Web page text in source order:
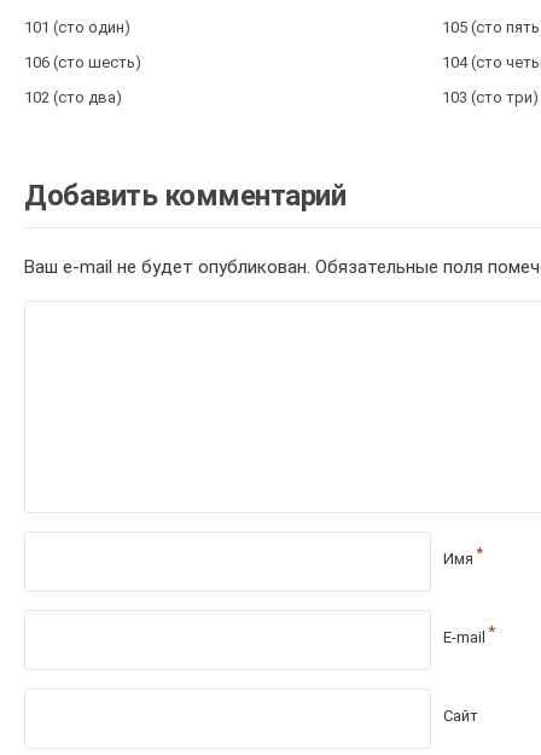
101 (сто один)
105 (сто
106 (сто шесть)
104 (сто
102 (сто два)
103 (сто три)
Добавить комментарий
Ваш e-mail не будет опубликован. Обязательные поля
Имя *
E-mail *
Сайт